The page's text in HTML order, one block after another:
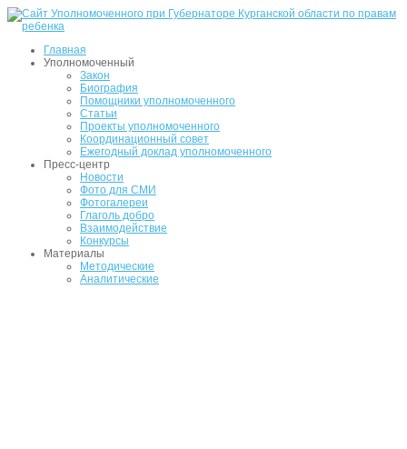
Главная
Уполномоченный
Закон
Биография
Помощники уполномоченного
Статьи
Проекты уполномоченного
Координационный совет
Ежегодный доклад уполномоченного
Пресс-центр
Новости
Фото для СМИ
Фотогалереи
Глаголь добро
Взаимодействие
Конкурсы
Материалы
Методические
Аналитические